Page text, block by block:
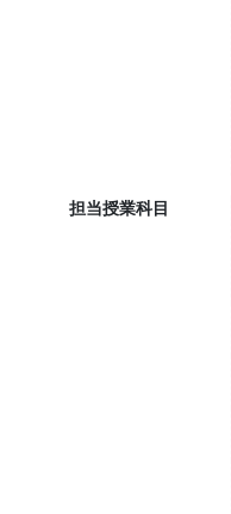
担当授業科目